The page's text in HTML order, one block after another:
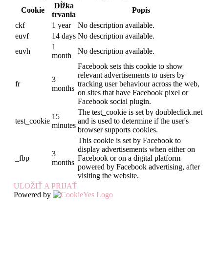
Cookie
Dĺžka
trvania
Popis
ckf
1 year
No description available.
euvf
14 days No description available.
euvh
1
month
No description available.
fr
3
months
Facebook sets this cookie to show
relevant advertisements to users by
tracking user behaviour across the web,
on sites that have Facebook pixel or
Facebook social plugin.
test_cookie
15
minutes
The test_cookie is set by doubleclick.net
and is used to determine if the user's
browser supports cookies.
_fbp
3
months
This cookie is set by Facebook to
display advertisements when either on
Facebook or on a digital platform
powered by Facebook advertising, after
visiting the website.
ULOŽIŤ A PRIJAŤ
Powered by